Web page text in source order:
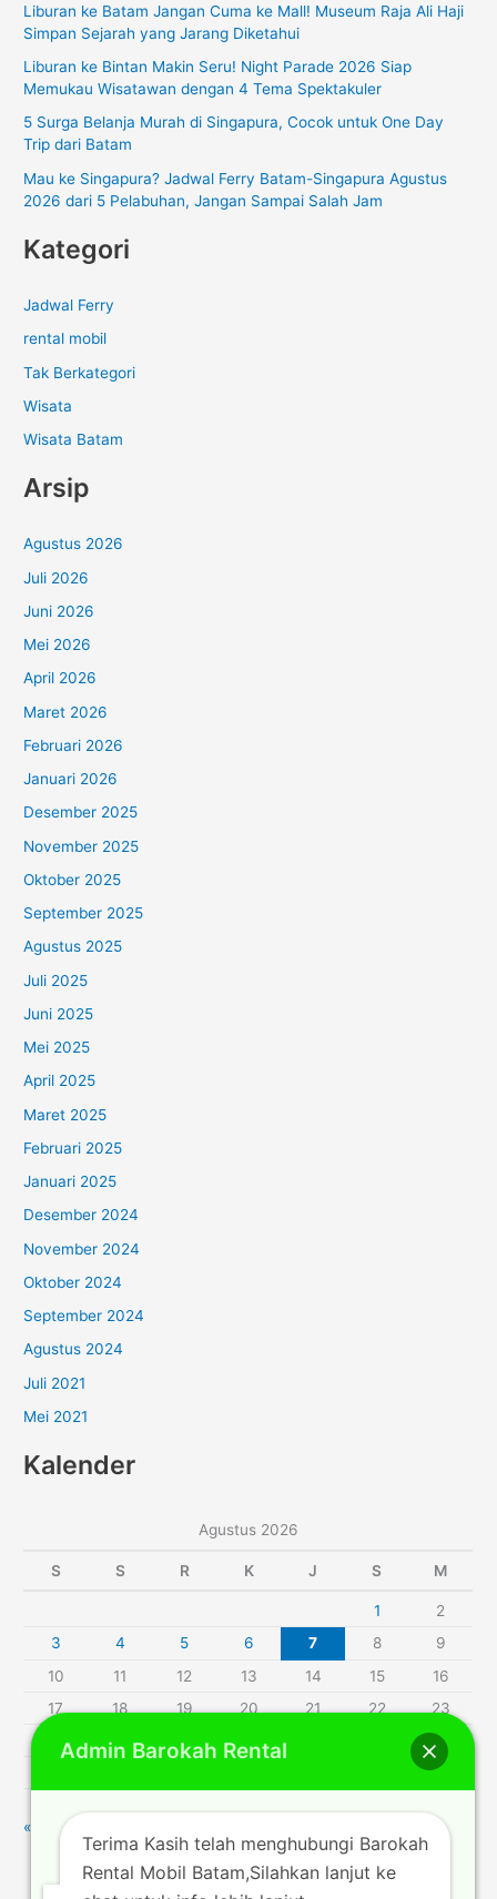
t
k
Liburan ke Batam Jangan Cuma ke Mall! Museum Raja Ali Haji
Simpan Sejarah yang Jarang Diketahui
Liburan ke Bintan Makin Seru! Night Parade 2026 Siap
Memukau Wisatawan dengan 4 Tema Spektakuler
5 Surga Belanja Murah di Singapura, Cocok untuk One Day
Trip dari Batam
Mau ke Singapura? Jadwal Ferry Batam-Singapura Agustus
2026 dari 5 Pelabuhan, Jangan Sampai Salah Jam
Kategori
Jadwal Ferry
rental mobil
Tak Berkategori
Wisata
Wisata Batam
Arsip
Agustus 2026
Juli 2026
Juni 2026
Mei 2026
April 2026
Maret 2026
Februari 2026
Januari 2026
Desember 2025
November 2025
Oktober 2025
September 2025
Agustus 2025
Juli 2025
Juni 2025
Mei 2025
April 2025
Maret 2025
Februari 2025
Januari 2025
Desember 2024
November 2024
Oktober 2024
September 2024
Agustus 2024
Juli 2021
Mei 2021
Kalender
Agustus 2026
S S R K J S M
1
2
3
4 5 6 7 8
9
10
11 12 13 14 15
16
17
18 19 20 21 22
23
24
25 26
30
« Jul
Admin Barokah Rental
Terima Kasih telah menghubungi Barokah
Rental Mobil Batam,Silahkan lanjut ke